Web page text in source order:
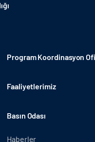
Program Koordinasyon
Faaliyetlerimiz
Basın Odası
Haberler